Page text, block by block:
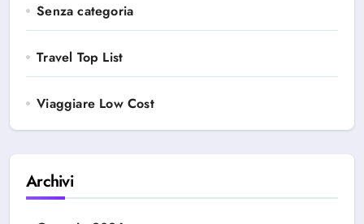
Senza categoria
Travel Top List
Viaggiare Low Cost
Archivi